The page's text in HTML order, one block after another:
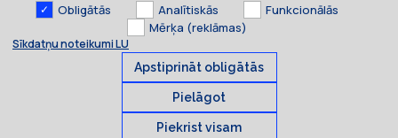
Obligātās Analītiskās
Funkcionālās
Mērķa (reklāmas)
Sīkdatņu noteikumi LU
Apstiprināt obligātās
Pielāgot
Piekrist visam